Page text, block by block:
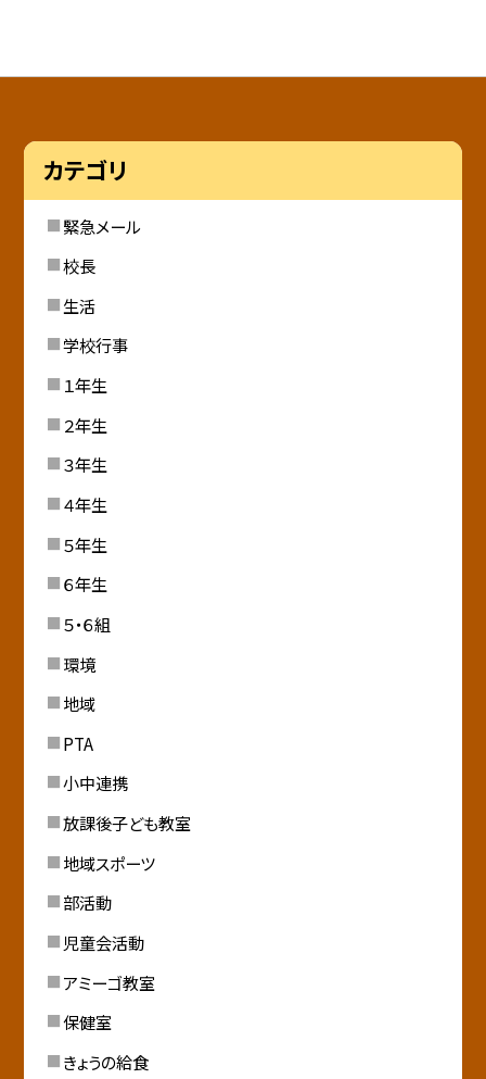
カテゴリ
緊急メール
校長
生活
学校行事
１年生
２年生
３年生
４年生
５年生
６年生
５・６組
環境
地域
PTA
小中連携
放課後子ども教室
地域スポーツ
部活動
児童会活動
アミーゴ教室
保健室
きょうの給食